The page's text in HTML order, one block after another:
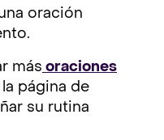
oración
más oraciones
la página de
su rutina